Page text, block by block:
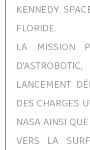
KENNEDY
FLORIDE.
LA MISSION
LANCEMENT
DES CHARGES
NASA AINSI
VERS LA